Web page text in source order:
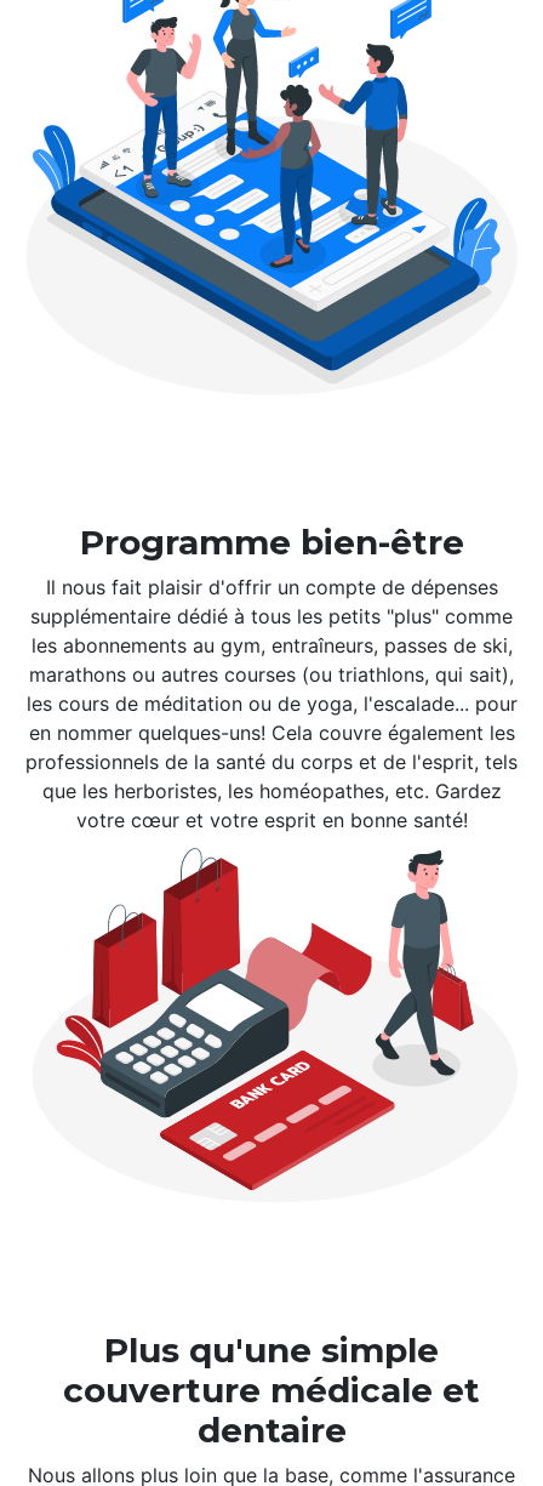
Programme bien-être
Il nous fait plaisir d'offrir un compte de dépenses
supplémentaire dédié à tous les petits "plus" comme
les abonnements au gym, entraîneurs, passes de ski,
marathons ou autres courses (ou triathlons, qui sait),
les cours de méditation ou de yoga, l'escalade... pour
en nommer quelques-uns! Cela couvre également les
professionnels de la santé du corps et de l'esprit, tels
que les herboristes, les homéopathes, etc. Gardez
votre cœur et votre esprit en bonne santé!
Plus qu'une simple
couverture médicale et
dentaire
Nous allons plus loin que la base, comme l'assurance